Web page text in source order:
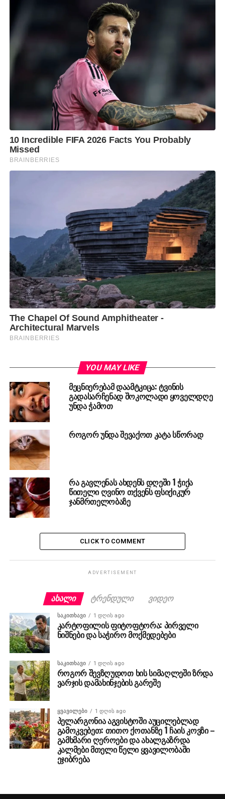
YOU MAY LIKE
მეცნიერებამ დაამტკიცა: ტვინის
გადასარჩენად შოკოლადი ყოველდღე
უნდა ჭამოთ
როგორ უნდა შევაქოთ კატა სწორად
რა გავლენას ახდენს დღეში 1 ჭიქა
წითელი ღვინო თქვენს ფსიქიკურ
ჯანმრთელობაზე
CLICK TO COMMENT
ADVERTISEMENT
ᲐᲮᲐᲚᲘ ᲢᲠᲔᲜᲓᲣᲚᲘ ᲕᲘᲓᲔᲝ
ᲡᲐᲙᲘᲗᲮᲐᲕᲘ 1 დღის ago
კარტოფილის ფიტოფტორა: პირველი
ნიშნები და საჭირო მოქმედებები
ᲡᲐᲙᲘᲗᲮᲐᲕᲘ 1 დღის ago
როგორ შევზღუდოთ ხის სიმაღლეში ზრდა
ვარჯის დამახინჯების გარეშე
ᲧᲕᲐᲕᲘᲚᲔᲑᲘ 1 დღის ago
პელარგონია აგვისტოში აუცილებლად
გამოკვებეთ: თითო ქოთანზე 1 ჩაის კოვზი –
გამხმარი ღეროები და ახალგაზრდა
კალმები მთელი წელი ყვავილობაში
ეჯიბრება